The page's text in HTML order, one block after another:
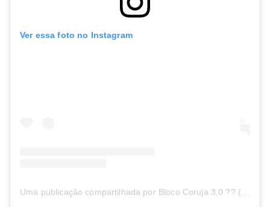
Ver essa foto no Instagram
Uma publicação compartilhada por Bloco Coruja 3.0 ?? (@blococorujaoficial)